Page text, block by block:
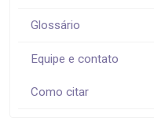
Glossário
Equipe e contato
Como citar